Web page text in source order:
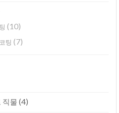
(10)
팅 (7)
직물 (4)